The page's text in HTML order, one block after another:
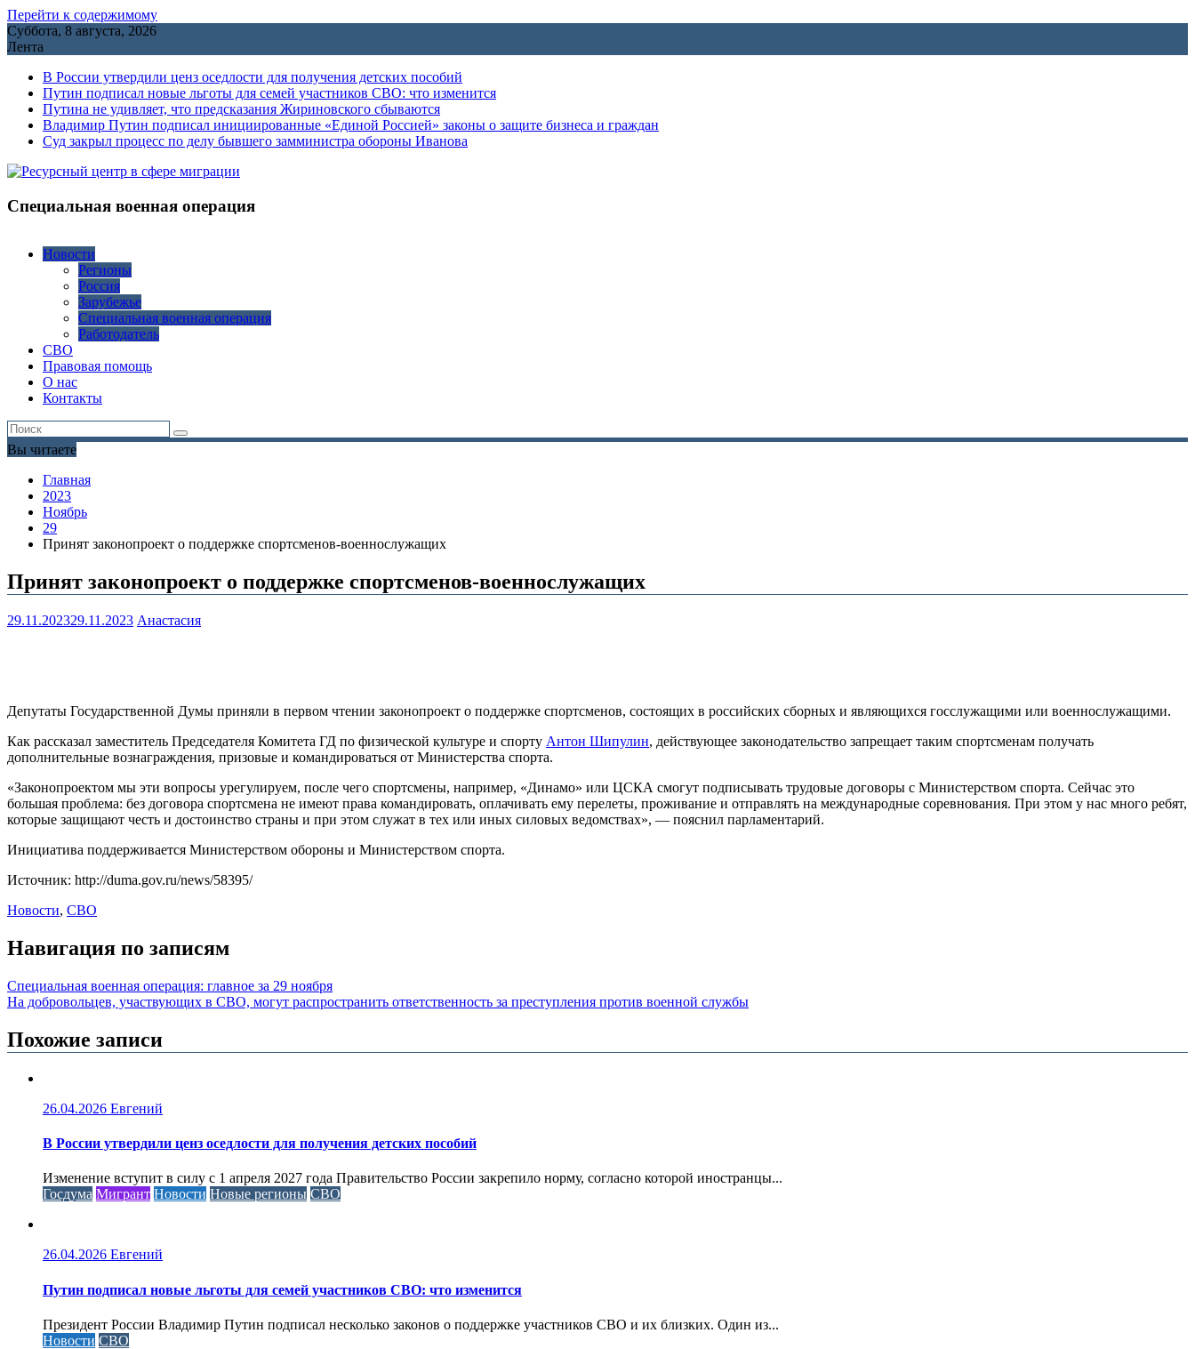
Перейти к содержимому
Суббота, 8 августа, 2026
Лента
В России утвердили ценз оседлости для получения детских пособий
Путин подписал новые льготы для семей участников СВО: что изменится
Путина не удивляет, что предсказания Жириновского сбываются
Владимир Путин подписал инициированные «Единой Россией» законы о защите бизнеса и граждан
Cуд закрыл процесс по делу бывшего замминистра обороны Иванова
Специальная военная операция
Новости
Регионы
Россия
Зарубежье
Специальная военная операция
Работодатель
СВО
Правовая помощь
О нас
Контакты
Вы читаете
Главная
2023
Ноябрь
29
Принят законопроект о поддержке спортсменов-военнослужащих
Принят законопроект о поддержке спортсменов-военнослужащих
29.11.202329.11.2023 Анастасия
Депутаты Государственной Думы приняли в первом чтении законопроект о поддержке спортсменов, состоящих в российских сборных и являющихся госслужащими или военнослужащими.
Как рассказал заместитель Председателя Комитета ГД по физической культуре и спорту Антон Шипулин, действующее законодательство запрещает таким спортсменам получать
дополнительные вознаграждения, призовые и командироваться от Министерства спорта.
«Законопроектом мы эти вопросы урегулируем, после чего спортсмены, например, «Динамо» или ЦСКА смогут подписывать трудовые договоры с Министерством спорта. Сейчас это
большая проблема: без договора спортсмена не имеют права командировать, оплачивать ему перелеты, проживание и отправлять на международные соревнования. При этом у нас много ребят,
которые защищают честь и достоинство страны и при этом служат в тех или иных силовых ведомствах», — пояснил парламентарий.
Инициатива поддерживается Министерством обороны и Министерством спорта.
Источник: http://duma.gov.ru/news/58395/
Новости, СВО
Навигация по записям
Специальная военная операция: главное за 29 ноября
На добровольцев, участвующих в СВО, могут распространить ответственность за преступления против военной службы
Похожие записи
26.04.2026 Евгений
В России утвердили ценз оседлости для получения детских пособий
Изменение вступит в силу с 1 апреля 2027 года Правительство России закрепило норму, согласно которой иностранцы...
Госдума Мигрант Новости Новые регионы СВО
26.04.2026 Евгений
Путин подписал новые льготы для семей участников СВО: что изменится
Президент России Владимир Путин подписал несколько законов о поддержке участников СВО и их близких. Один из...
Новости СВО